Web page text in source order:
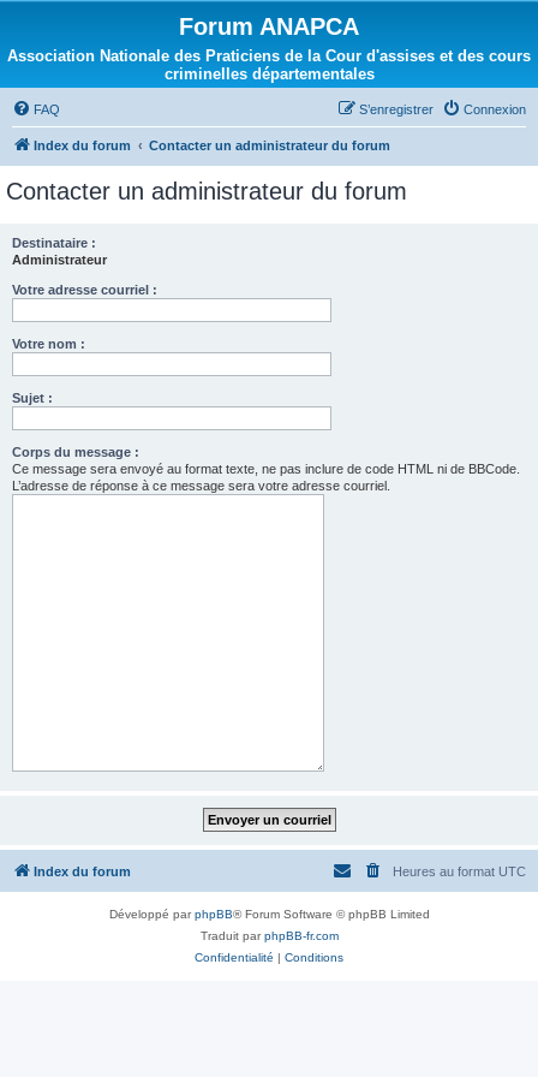
Forum ANAPCA
Association Nationale des Praticiens de la Cour d'assises et des cours
criminelles départementales
FAQ Connexion
S’enregistrer
Index du forum Contacter un administrateur du forum
Contacter un administrateur du forum
Destinataire :
Administrateur
Votre adresse courriel :
Votre nom :
Sujet :
Corps du message :
Ce message sera envoyé au format texte, ne pas inclure de code HTML ni de BBCode.
L’adresse de réponse à ce message sera votre adresse courriel.
Index du forum Heures au format UTC
Développé parphpBB® Forum Software © phpBB Limited
Traduit parphpBB-fr.com
Confidentialité | Conditions